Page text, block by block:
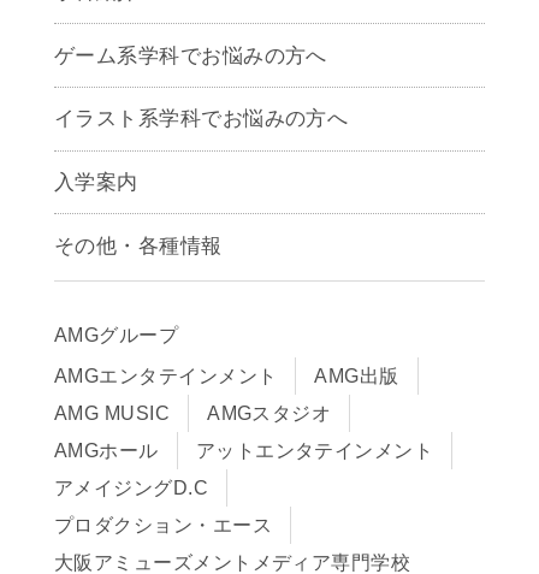
ゲームクリエイター学科
CG学科
アニメーション学科
声優学科
ゲーム系学科でお悩みの方へ
イラスト系学科でお悩みの方へ
入学案内
募集要項
早期出願制度・AOエントリー
入学までの流れ
学費サポート・各種制度
学費について
Q&A
その他・各種情報
アクセス
サイトポリシー
在校生・保護者の方へ
卒業生の皆様へ
AMGグループ
AMGエンタテインメント
AMG出版
AMG MUSIC
AMGスタジオ
AMGホール
アットエンタテインメント
アメイジングD.C
プロダクション・エース
大阪アミューズメントメディア専門学校